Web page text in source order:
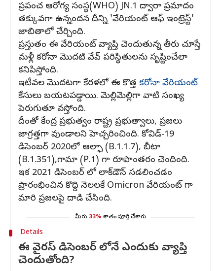
ప్రపంచ ఆరోగ్య సంస్థ(WHO) JN.1 ద్వారా ప్రమాదం
తక్కువగా ఉన్నందన దీన్ని 'వేరియంట్ ఆఫ్ ఇంట్రెస్ట్'
జాబితాలో చేర్చింది.
ప్రస్తుతం ఈ వేరియంట్ వ్యాప్తి చెందుతున్న తీరు చూస్తే
మళ్లీ కరోనా మొదటి వేవ్ పరిస్థితులను సృష్టించేలా
కనిపిస్తోంది.
ఇటీవల మొదటగా కేరళలో ఈ కొత్త కరోనా వేరియంట్
కేసులు బయటపడ్డాయి. మెల్లిమెల్లిగా వాటి సంఖ్య
పెరుగుతూ వస్తోంది.
దీంతో కేంద్ర ప్రభుత్వం రాష్ట్ర ప్రభుత్వాలు, ప్రజలు
జాగ్రత్తగా వుండాలని హెచ్చరించింది. కోవిడ్-19
డిసెంబర్ 2020లో ఆల్ఫా (B.1.1.7), బీటా
(B.1.351),గామా (P.1) గా రూపాంతరం చెందింది.
ఇక 2021 డిసెంబర్ లో లాక్‌డౌన్‌ సడలించడం
ప్రారంభించిన కొద్ది నెలలకే Omicron వేరియంట్ గా
మారి ప్రజలపై దాడి చేసింది.
మీరు 33% శాతం పూర్తి చేశారు
Details
ఈ వైరస్ డిసెంబర్ లోనే ఎందుకు వ్యాప్తి
చెందుతోంది?